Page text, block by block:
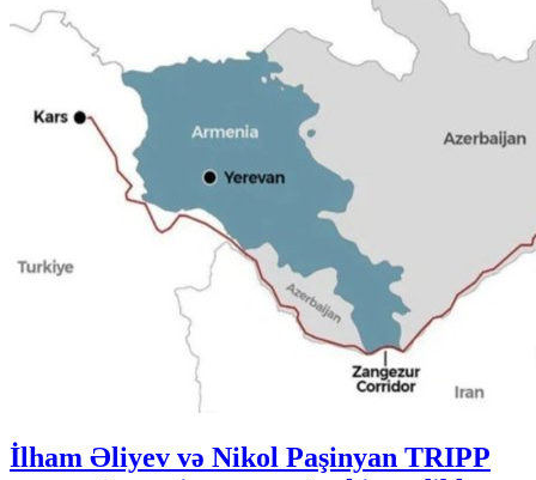
İlham Əliyev və Nikol Paşinyan TRIPP